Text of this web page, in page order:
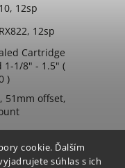
cookie. Ďalším
súhlas s ich
12sp
12sp
Cartridge
1-1/8" - 1.5" (
)
51mm offset,
DT Storage